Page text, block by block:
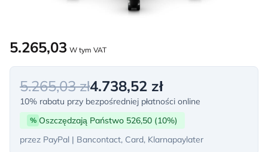
5.265,03 W tym VAT
5.265,03 zł4.738,52 zł
10% rabatu przy bezpośredniej płatności online
% Oszczędzają Państwo 526,50 (10%)
przez PayPal | Bancontact, Card, Klarnapaylater